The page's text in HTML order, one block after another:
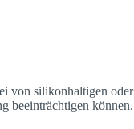
von silikonhaltigen oder
beeinträchtigen können.